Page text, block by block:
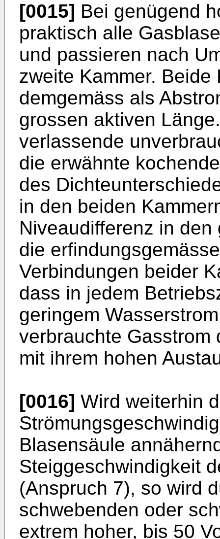
[0015] Bei genügend
praktisch alle
und passieren nach
zweite Kammer. Beide
demgemäss als
grossen aktiven
verlassende
die erwähnte
des
in den beiden
Niveaudifferenz in
die
Verbindungen beider
dass in jedem
geringem
verbrauchte Gasstrom
mit ihrem hohen
[0016] Wird weiterhin
Blasensäule
Steiggeschwindigkeit
(Anspruch 7), so wird
schwebenden oder
extrem hoher, bis 50